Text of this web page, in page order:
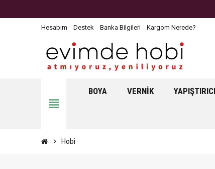
Hesabım Destek Banka Bilgileri Kargom Nerede?
view_headline
BOYA VERNIK
chevron_right Hobi